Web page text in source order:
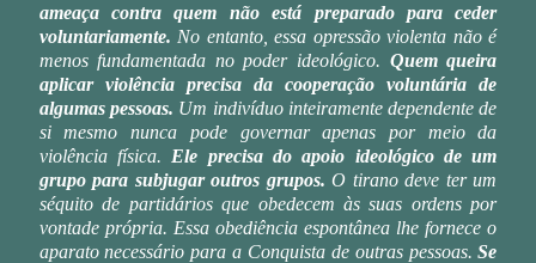
ameaça contra quem não está preparado para ceder
voluntariamente. No entanto, essa opressão violenta não é
menos fundamentada no poder ideológico. Quem queira
aplicar violência precisa da cooperação voluntária de
algumas pessoas. Um indivíduo inteiramente dependente de
si mesmo nunca pode governar apenas por meio da
violência física. Ele precisa do apoio ideológico de um
grupo para subjugar outros grupos. O tirano deve ter um
séquito de partidários que obedecem às suas ordens por
vontade própria. Essa obediência espontânea lhe fornece o
aparato necessário para a Conquista de outras pessoas.Se